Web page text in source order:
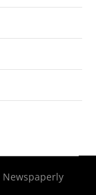
Newspaperly